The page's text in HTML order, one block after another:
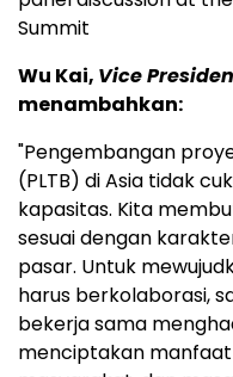
Summit
Wu Kai, Vice
menambahkan:
"Pengembangan
(PLTB) di Asia tidak
kapasitas. Kita
sesuai dengan
pasar. Untuk
harus berkolaborasi,
bekerja sama
menciptakan